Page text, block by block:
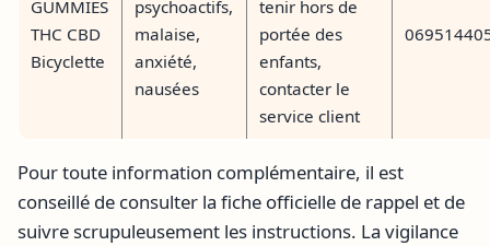
GUMMIES
THC CBD
Bicyclette
psychoactifs,
malaise,
anxiété,
nausées
tenir hors de
portée des
enfants,
contacter le
service client
Pour toute information complémentaire, il est
conseillé de consulter la fiche officielle de rappel et de
suivre scrupuleusement les instructions. La vigilance